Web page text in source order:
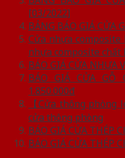
[03/2022]
BẢNG BÁO GIÁ CỬA
Cửa nhựa composite
nhựa composite chất
BÁO GIÁ CỬA NHỰA
BÁO GIÁ CỬA GỖ
1.850.000đ
【Cửa thông phòng
cửa thông phòng
BÁO GIÁ CỬA THÉP
BÁO GIÁ CỬA THÉP